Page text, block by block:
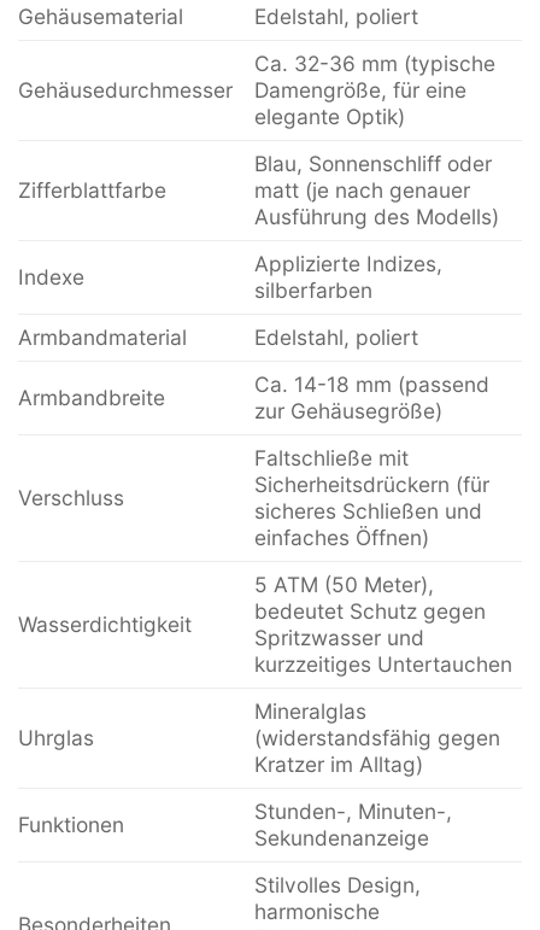
Gehäusematerial
Edelstahl, poliert
Gehäusedurchmesser
Ca. 32-36 mm (typische
Damengröße, für eine
elegante Optik)
Zifferblattfarbe
Blau, Sonnenschliff oder
matt (je nach genauer
Ausführung des Modells)
Indexe
Applizierte Indizes,
silberfarben
Armbandmaterial
Edelstahl, poliert
Armbandbreite
Ca. 14-18 mm (passend
zur Gehäusegröße)
Verschluss
Faltschließe mit
Sicherheitsdrückern (für
sicheres Schließen und
einfaches Öffnen)
Wasserdichtigkeit
5 ATM (50 Meter),
bedeutet Schutz gegen
Spritzwasser und
kurzzeitiges Untertauchen
Uhrglas
Mineralglas
(widerstandsfähig gegen
Kratzer im Alltag)
Funktionen
Stunden-, Minuten-,
Sekundenanzeige
Besonderheiten
Stilvolles Design,
harmonische